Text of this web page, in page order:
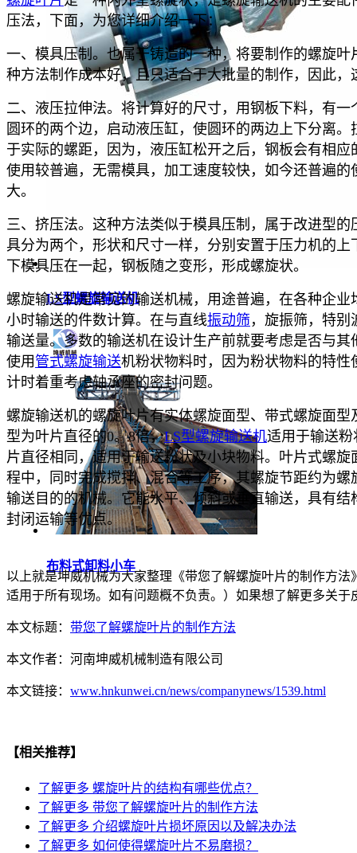
LS型螺旋输送机
布料式卸料小车
压法，下面，为您详细介绍一下：
一、模具压制。也属于铸造的一种，将要制作的螺旋
种方法制作成本好，且只适合于大批量的制作，因此
二、液压拉伸法。将计算好的尺寸，用钢板下料，有一
圆环的两个边，启动液压缸，使圆环的两边上下分离
于实际的螺距，因为，液压缸松开之后，钢板会有相
使用较普遍，无需模具，加工速度较快，如今还普遍
大。
三、挤压法。这种方法类似于模具压制，属于改进型
具分为两个，形状和尺寸一样，分别安置于压力机的
下模具压在一起，钢板随之变形，形成螺旋状。
螺旋输送机是常见的输送机械，用途普遍，在各种企业
小时输送的件数计算。在与直线振动筛 ，旋振筛，特
输送量。多数的输送机在设计生产前就要考虑是否与
使用 管式螺旋输送机粉状物料时，因为粉状物料的特
计时着重考虑轴承座的密封问题。
螺旋输送机的螺旋叶片有实体螺旋面型、带式螺旋面
型为叶片直径的0。8倍，LS型螺旋输送机适用于输送
片直径相同，适用于输送粉状及小块物料。叶片式螺
程中，同时完成搅拌、混合等工序，其螺旋节距约为
输送目的的机械。它能水平、倾斜或垂直输送，具有
封闭运输等优点。
以上就是坤威机械为大家整理《带您了解螺旋叶片的制作方
适用于所有现场。如有问题概不负责。）如果想了解更多关
本文标题： 带您了解螺旋叶片的制作方法
本文作者： 河南坤威机械制造有限公司
本文链接： www.hnkunwei.cn/news/companynews/1539.html
【相关推荐】
了解更多 螺旋叶片的结构有哪些优点？
了解更多 带您了解螺旋叶片的制作方法
了解更多 介绍螺旋叶片损坏原因以及解决办法
了解更多 如何使得螺旋叶片不易磨损？